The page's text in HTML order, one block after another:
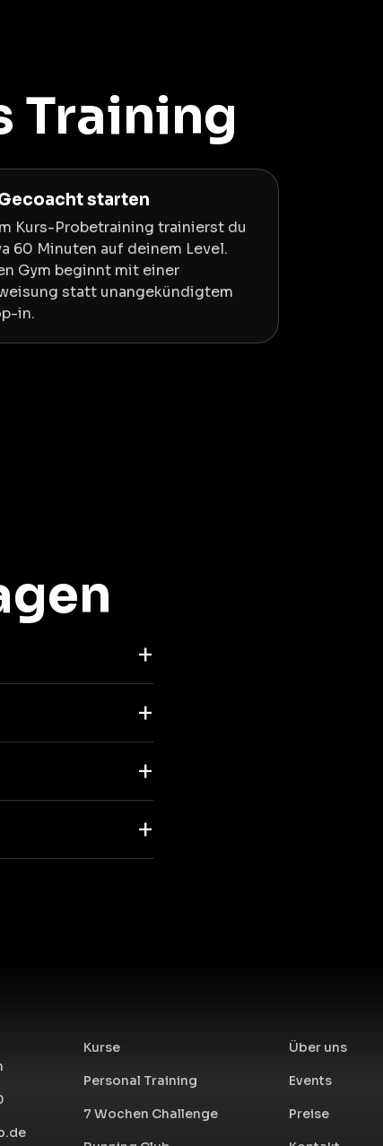
Training
Gecoacht starten
Kurs-Probetraining trainierst du
60 Minuten auf deinem Level.
Gym beginnt mit einer
statt unangekündigtem
in.
Kurse
Personal Training
7 Wochen Challenge
Über uns
Events
Preise